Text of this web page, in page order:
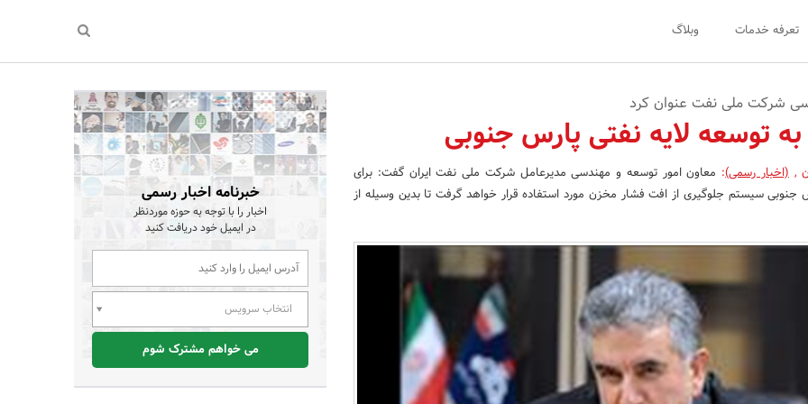
تعرفه خدمات وبلاگ
شرکت ملی نفت عنوان کرد
,(اخبار رسمی): معاون امور توسعه و مهندسی مدیرعامل شرکت ملی نفت ایران گفت: برای
بار در فاز 11 پارس جنوبی سیستم جلوگیری از افت فشار مخزن مورد استفاده قرار خواهد گرفت تا بدین وسیله از
خبرنامه اخبار رسمی
اخبار را با توجه به حوزه موردنظر
در ایمیل خود دریافت کنید
انتخاب سرویس
می خواهم مشترک شوم